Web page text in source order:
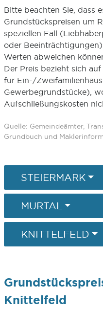
Bitte beachten Sie, dass
Grundstückspreisen um
speziellen Fall
oder
Werten abweichen
Der Preis bezieht sich
für Ein-/
Gewerbegrundstücke),
Aufschließungskosten
Quelle: Gemeindeämter,
Grundbuch und
STEIERMARK
MURTAL
KNITTELFELD
Knittelfeld